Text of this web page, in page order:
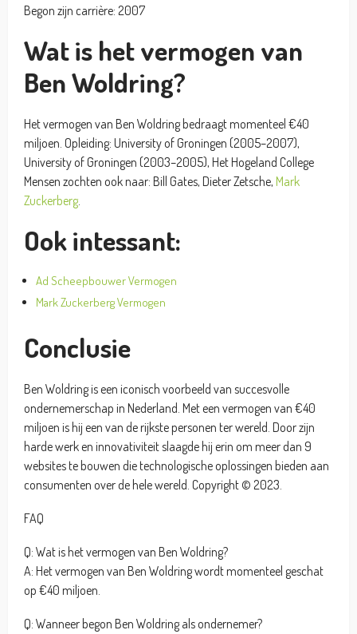
Begon zijn carrière: 2007
Wat is het vermogen van
Ben Woldring?
Het vermogen van Ben Woldring bedraagt momenteel €40
miljoen. Opleiding: University of Groningen (2005–2007),
University of Groningen (2003–2005), Het Hogeland College
Mensen zochten ook naar: Bill Gates, Dieter Zetsche, Mark
Zuckerberg
Ook intessant:
Ad Scheepbouwer Vermogen
Mark Zuckerberg Vermogen
Conclusie
Ben Woldring is een iconisch voorbeeld van succesvolle
ondernemerschap in Nederland. Met een vermogen van €40
miljoen is hij een van de rijkste personen ter wereld. Door zijn
harde werk en innovativiteit slaagde hij erin om meer dan 9
websites te bouwen die technologische oplossingen bieden aan
consumenten over de hele wereld. Copyright © 2023.
FAQ
Q: Wat is het vermogen van Ben Woldring?
A: Het vermogen van Ben Woldring wordt momenteel geschat
op €40 miljoen.
Q: Wanneer begon Ben Woldring als ondernemer?